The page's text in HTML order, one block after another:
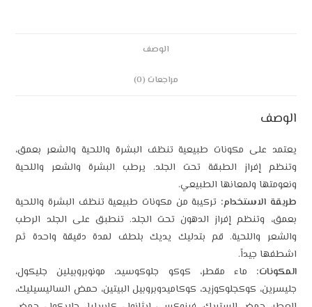
الوصف
مراجعات (0)
الوصف
يعتمد على مكونات طبيعية تنظف البشرة واللحية والشعر بعمق،
وتنظم إفراز الطبقة تحت الجلد. يرطب البشرة والشعر واللحية
ونعومتها ولمعانها الطبيعي.
طريقة الاستخدام: تركيبة من مكونات طبيعية تنظف البشرة واللحية
بعمق، وتنظم إفراز الدهون تحت الجلد. تنطبق على الجلد الرطب
والشعر واللحية. قم بتدليك يديك بلطف لمدة دقيقة واحدة ثم
اشطفها جيداً.
المكونات: ماء مقطر، كوكو جلوكوسيد، مونوبروبيلين جليكول،
جليسرين، كوكجلوكوزيد، كوكاميدوبروبيل البيتين، حمض الساليسيليك،